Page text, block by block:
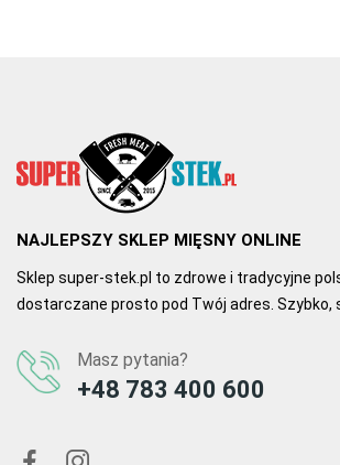
NAJLEPSZY SKLEP MIĘSNY ONLINE
Sklep super-stek.pl to zdrowe i tradycyjne
dostarczane prosto pod Twój adres. Szybko,
Masz pytania?
+48 783 400 600